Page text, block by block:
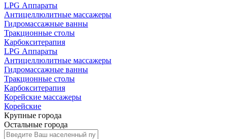
LPG Аппараты
Антицеллюлитные массажеры
Гидромассажные ванны
Тракционные столы
Карбокситерапия
LPG Аппараты
Антицеллюлитные массажеры
Гидромассажные ванны
Тракционные столы
Карбокситерапия
Корейские массажеры
Корейские
Крупные города
Остальные города